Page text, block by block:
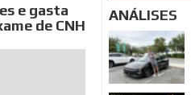
e gasta
de CNH
ANÁLISES